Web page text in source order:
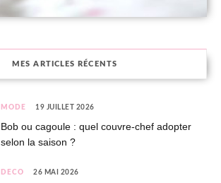
MES ARTICLES RÉCENTS
MODE 19 JUILLET 2026
Bob ou cagoule : quel couvre-chef adopter
selon la saison ?
DÉCO 26 MAI 2026